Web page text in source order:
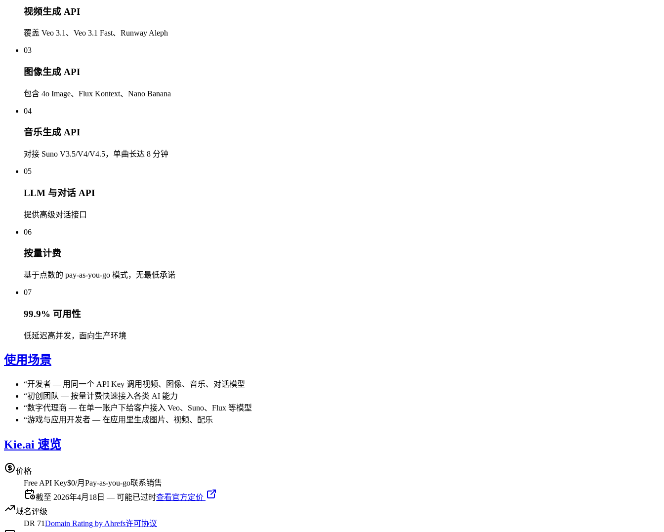
视频生成 API
覆盖 Veo 3.1、Veo 3.1 Fast、Runway Aleph
03
图像生成 API
包含 4o Image、Flux Kontext、Nano Banana
04
音乐生成 API
对接 Suno V3.5/V4/V4.5，单曲长达 8 分钟
05
LLM 与对话 API
提供高级对话接口
06
按量计费
基于点数的 pay-as-you-go 模式，无最低承诺
07
99.9% 可用性
低延迟高并发，面向生产环境
使用场景
“开发者 — 用同一个 API Key 调用视频、图像、音乐、对话模型
“初创团队 — 按量计费快速接入各类 AI 能力
“数字代理商 — 在单一账户下给客户接入 Veo、Suno、Flux 等模型
“游戏与应用开发者 — 在应用里生成图片、视频、配乐
Kie.ai 速览
价格
Free API Key$0/月 Pay-as-you-go联系销售
截至 2026年4月18日 — 可能已过时查看官方定价
域名评级
DR 71Domain Rating by Ahrefs许可协议